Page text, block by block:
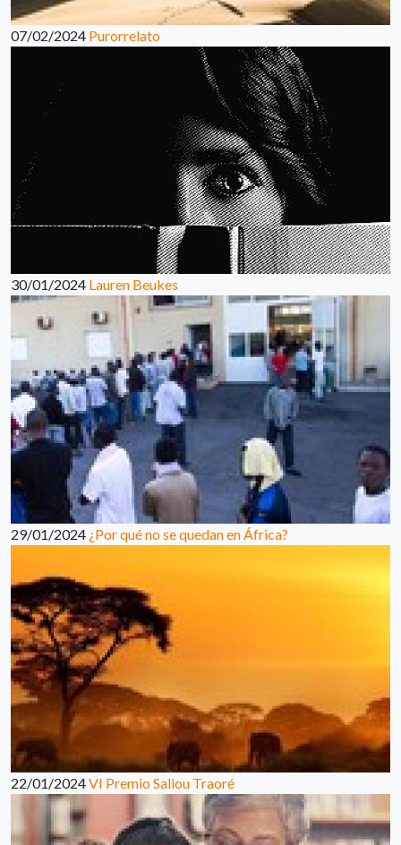
07/02/2024 Purorrelato
30/01/2024 Lauren Beukes
29/01/2024 ¿Por qué no se quedan en África?
22/01/2024VI Premio Saliou Traoré